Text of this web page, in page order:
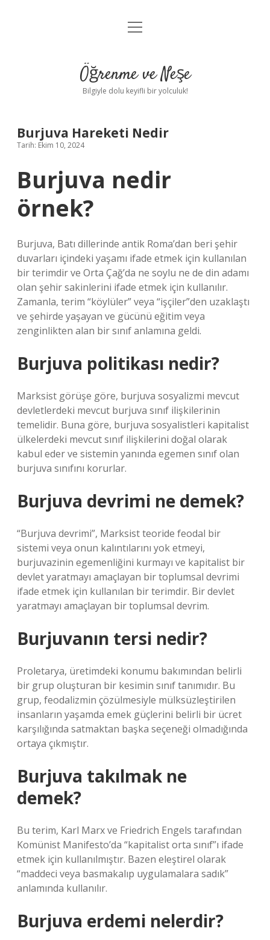
Anasayfa
Yasal Uyarı
menüyü
Öğrenme ve Neşe
Bilgiyle dolu keyifli bir yolculuk!
Burjuva Hareketi Nedir
Tarih: Ekim 10, 2024
Burjuva nedir
örnek?
Burjuva, Batı dillerinde antik Roma’dan beri şehir
duvarları içindeki yaşamı ifade etmek için kullanılan
bir terimdir ve Orta Çağ’da ne soylu ne de din adamı
olan şehir sakinlerini ifade etmek için kullanılır.
Zamanla, terim “köylüler” veya “işçiler”den uzaklaştı
ve şehirde yaşayan ve gücünü eğitim veya
zenginlikten alan bir sınıf anlamına geldi.
Burjuva politikası nedir?
Marksist görüşe göre, burjuva sosyalizmi mevcut
devletlerdeki mevcut burjuva sınıf ilişkilerinin
temelidir. Buna göre, burjuva sosyalistleri kapitalist
ülkelerdeki mevcut sınıf ilişkilerini doğal olarak
kabul eder ve sistemin yanında egemen sınıf olan
burjuva sınıfını korurlar.
Burjuva devrimi ne demek?
“Burjuva devrimi”, Marksist teoride feodal bir
sistemi veya onun kalıntılarını yok etmeyi,
burjuvazinin egemenliğini kurmayı ve kapitalist bir
devlet yaratmayı amaçlayan bir toplumsal devrimi
ifade etmek için kullanılan bir terimdir. Bir devlet
yaratmayı amaçlayan bir toplumsal devrim.
Burjuvanın tersi nedir?
Proletarya, üretimdeki konumu bakımından belirli
bir grup oluşturan bir kesimin sınıf tanımıdır. Bu
grup, feodalizmin çözülmesiyle mülksüzleştirilen
insanların yaşamda emek güçlerini belirli bir ücret
karşılığında satmaktan başka seçeneği olmadığında
ortaya çıkmıştır.
Burjuva takılmak ne
demek?
Bu terim, Karl Marx ve Friedrich Engels tarafından
Komünist Manifesto’da “kapitalist orta sınıf”ı ifade
etmek için kullanılmıştır. Bazen eleştirel olarak
“maddeci veya basmakalıp uygulamalara sadık”
anlamında kullanılır.
Burjuva erdemi nelerdir?